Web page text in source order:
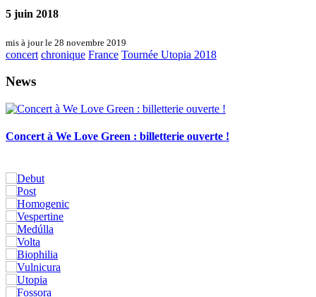
5 juin 2018
mis à jour le 28 novembre 2019
concert chronique France Tournée Utopia 2018
News
Concert à We Love Green : billetterie ouverte !